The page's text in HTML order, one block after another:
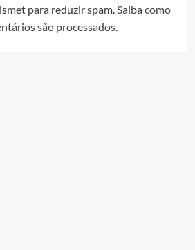
para reduzir spam.Saiba como
são processados.